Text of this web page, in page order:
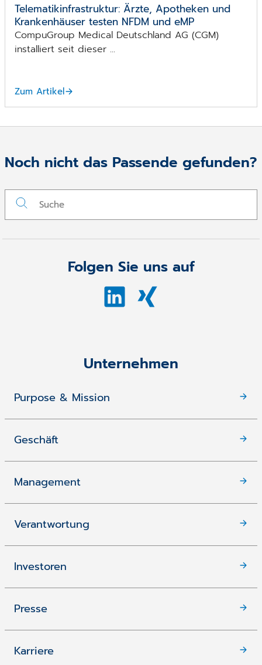
Telematikinfrastruktur: Ärzte, Apotheken und
Krankenhäuser testen NFDM und eMP
CompuGroup Medical Deutschland AG (CGM)
installiert seit dieser ...
Zum Artikel
Noch nicht das Passende gefunden?
Folgen Sie uns auf
Unternehmen
Purpose & Mission
Geschäft
Management
Verantwortung
Investoren
Presse
Karriere